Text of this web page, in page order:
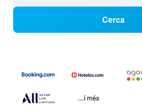
Cerca
...i més